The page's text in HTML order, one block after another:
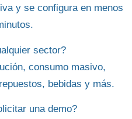
y se configura en menos
sector?
consumo masivo,
bebidas y más.
una demo?